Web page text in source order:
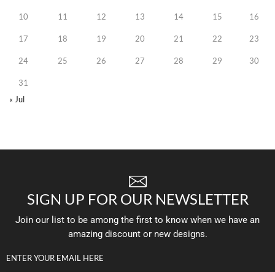
10 11 12 13 14 15 16
17 18 19 20 21 22 23
24 25 26 27 28 29 30
31
« Jul
SIGN UP FOR OUR NEWSLETTER
Join our list to be among the first to know when we have an
amazing discount or new designs.
ENTER YOUR EMAIL HERE